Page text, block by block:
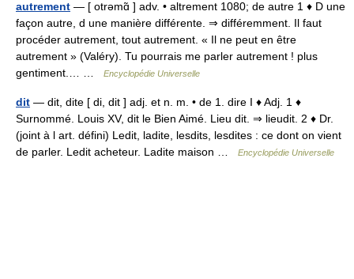
autrement — [ otrəmɑ̃ ] adv. • altrement 1080; de autre 1 ♦ D une
façon autre, d une manière différente. ⇒ différemment. Il faut
procéder autrement, tout autrement. « Il ne peut en être
autrement » (Valéry). Tu pourrais me parler autrement ! plus
gentiment.… …
Encyclopédie Universelle
dit — dit, dite [ di, dit ] adj. et n. m. • de 1. dire I ♦ Adj. 1 ♦
Surnommé. Louis XV, dit le Bien Aimé. Lieu dit. ⇒ lieudit. 2 ♦ Dr.
(joint à l art. défini) Ledit, ladite, lesdits, lesdites : ce dont on vient
de parler. Ledit acheteur. Ladite maison …
Encyclopédie Universelle